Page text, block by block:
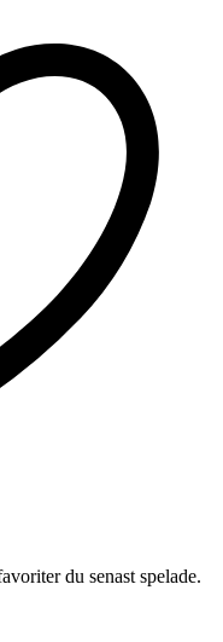
du senast spelade.